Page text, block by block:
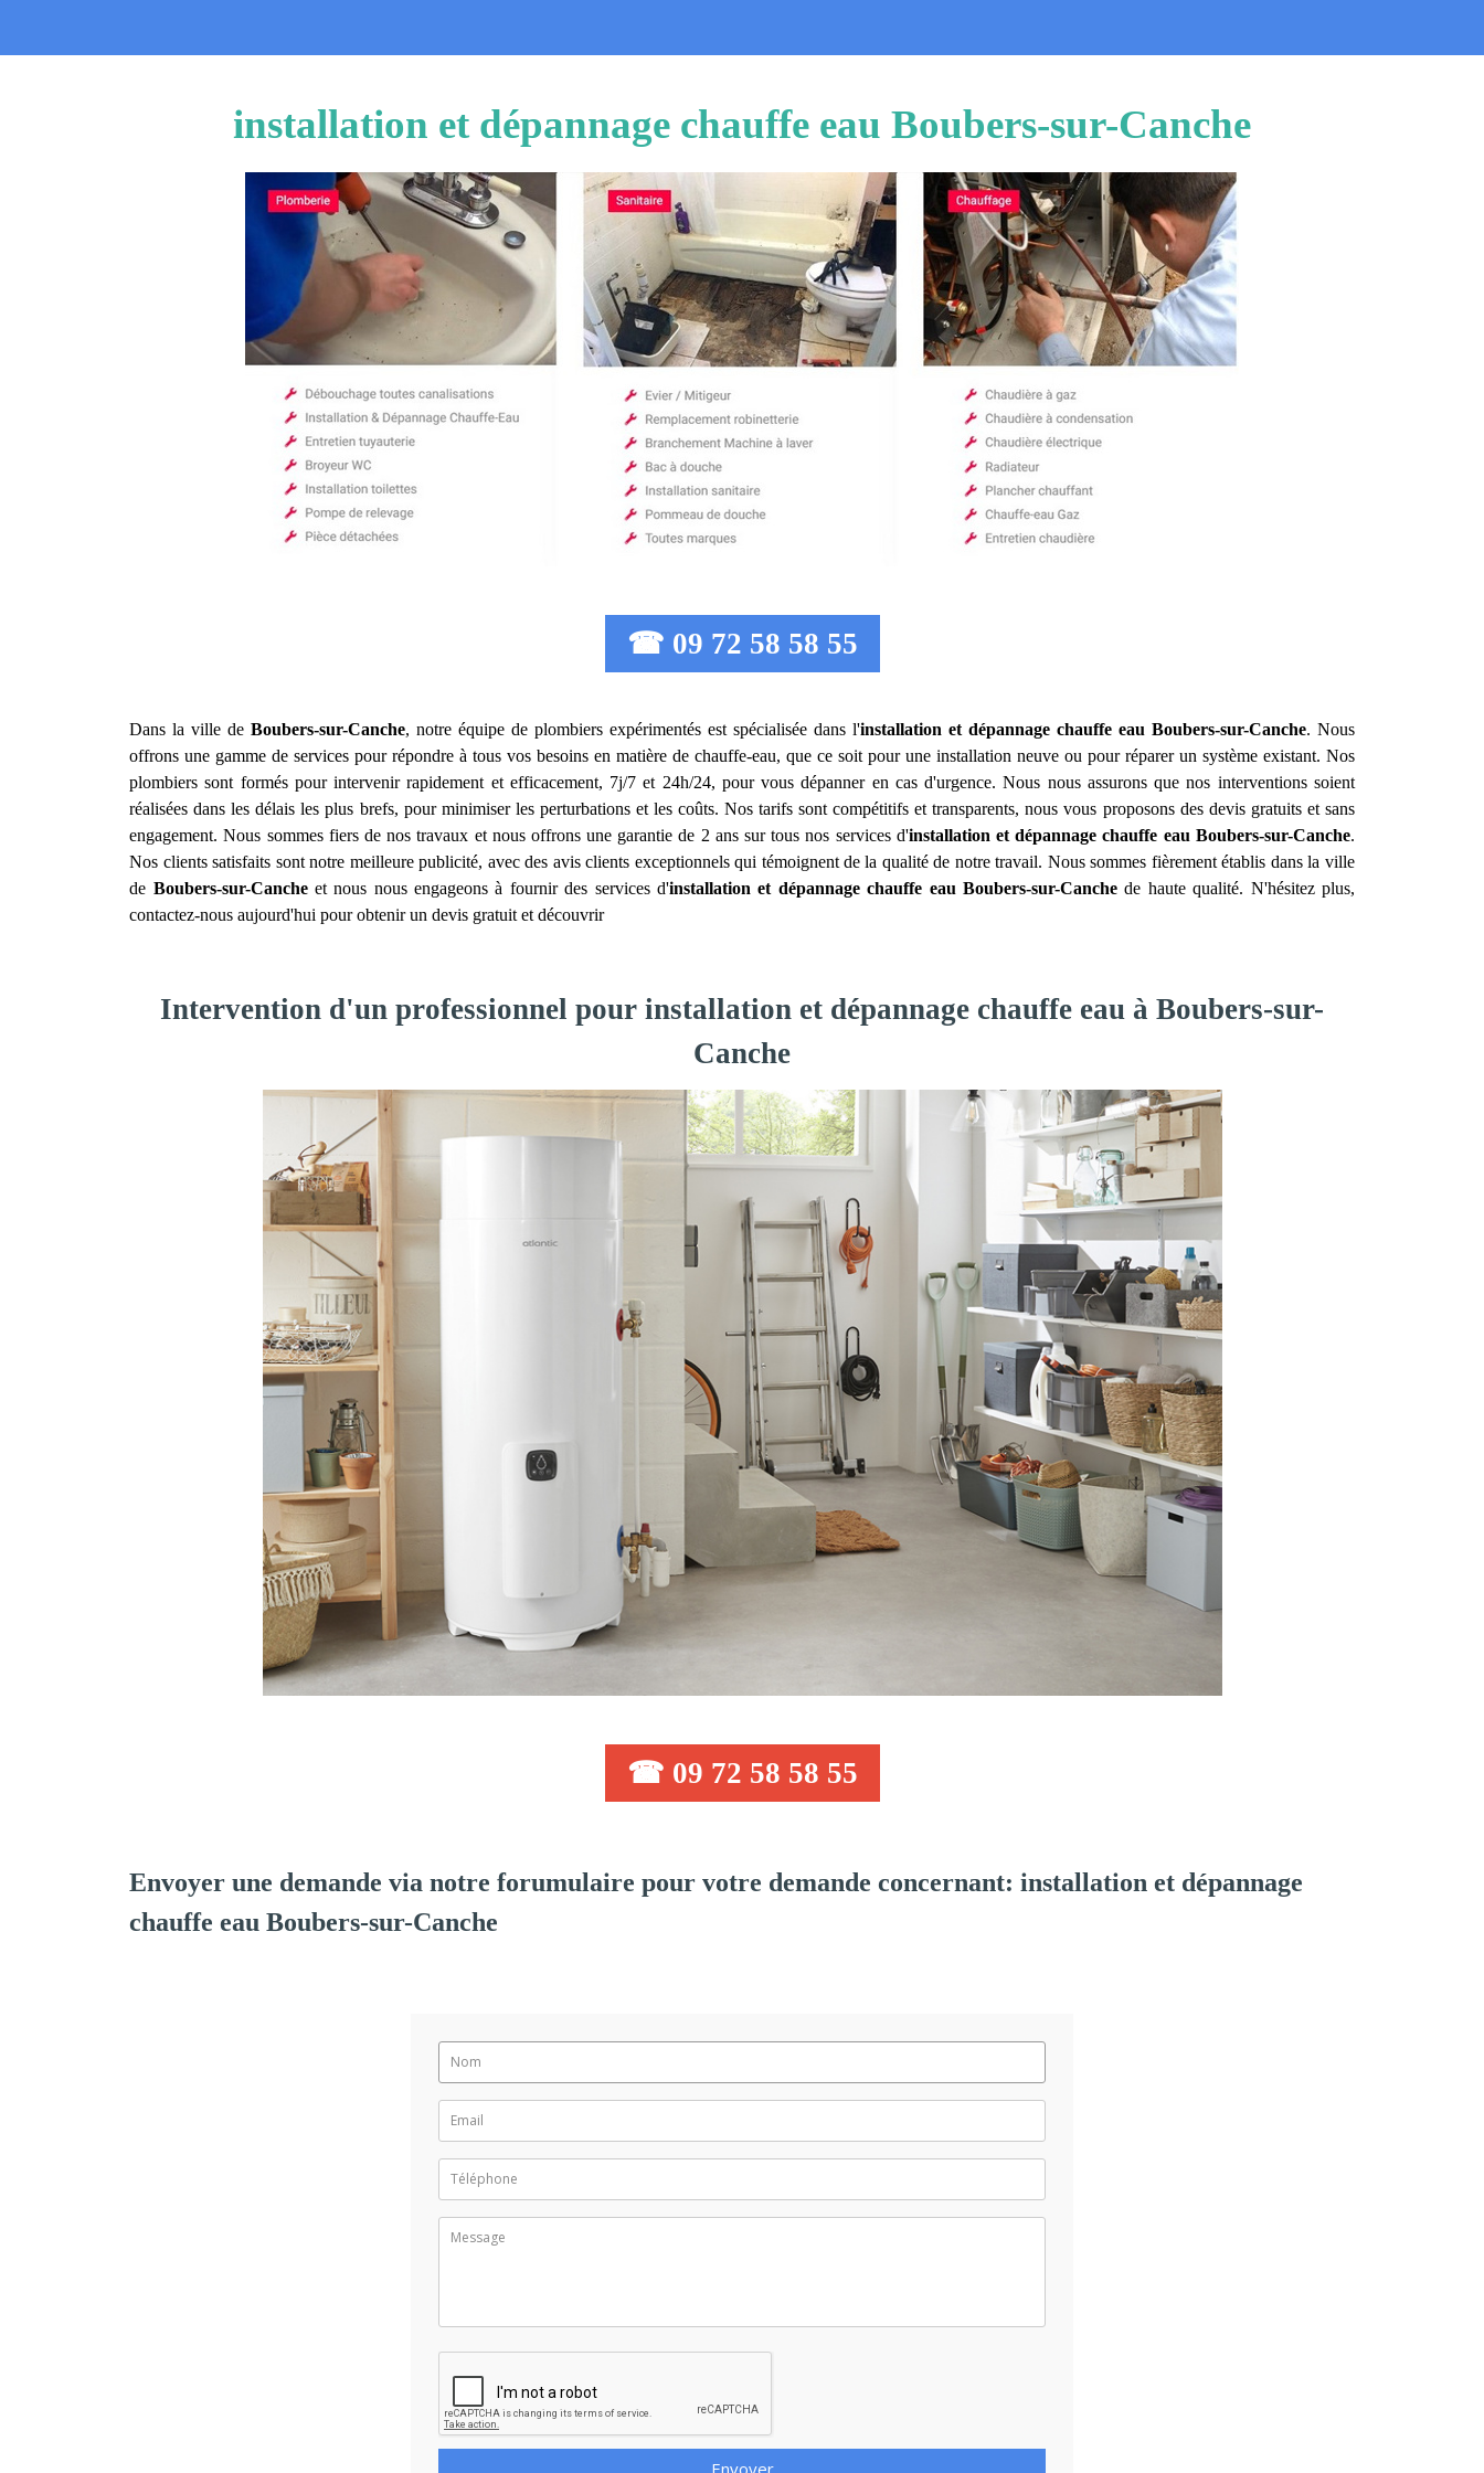
installation et dépannage chauffe eau Boubers-sur-Canche
☎ 09 72 58 58 55
Dans la ville deBoubers-sur-Canche, notre équipe de plombiers expérimentés est spécialisée dans l'installation et dépannage chauffe eau Boubers-sur-Canche. Nous
offrons une gamme de services pour répondre à tous vos besoins en matière de chauffe-eau, que ce soit pour une installation neuve ou pour réparer un système existant. Nos
plombiers sont formés pour intervenir rapidement et efficacement, 7j/7 et 24h/24, pour vous dépanner en cas d'urgence. Nous nous assurons que nos interventions soient
réalisées dans les délais les plus brefs, pour minimiser les perturbations et les coûts. Nos tarifs sont compétitifs et transparents, nous vous proposons des devis gratuits et sans
engagement. Nous sommes fiers de nos travaux et nous offrons une garantie de 2 ans sur tous nos services d'installation et dépannage chauffe eau Boubers-sur-Canche.
Nos clients satisfaits sont notre meilleure publicité, avec des avis clients exceptionnels qui témoignent de la qualité de notre travail. Nous sommes fièrement établis dans la ville
de Boubers-sur-Cancheet nous nous engageons à fournir des services d'installation et dépannage chauffe eau Boubers-sur-Canchede haute qualité. N'hésitez plus,
contactez-nous aujourd'hui pour obtenir un devis gratuit et découvrir
Intervention d'un professionnel pour installation et dépannage chauffe eau à Boubers-sur-
Canche
☎ 09 72 58 58 55
Envoyer une demande via notre forumulaire pour votre demande concernant: installation et dépannage
chauffe eau Boubers-sur-Canche